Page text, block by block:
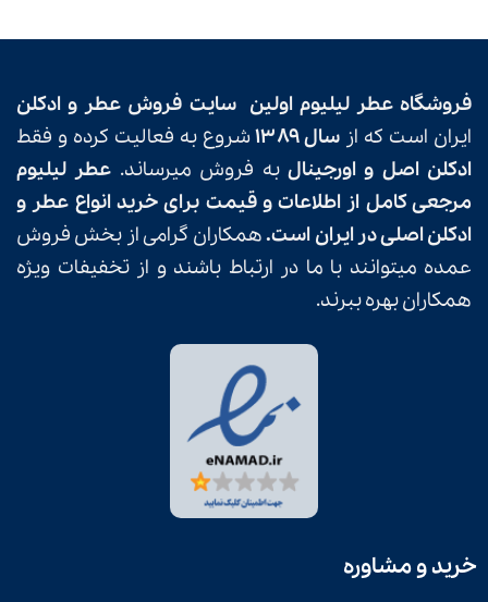
فروشگاهعطر لیلیوم اولین سایت فروش عطر و ادکلن
ایران است که از سال ۱۳۸۹
شروع به فعالیت کرده و فقط
ادکلن اصل و اورجینال به فروش میرساند. عطر لیلیوم
مرجعی کامل از اطلاعات و قیمت برای خرید انواع عطر و
ادکلن اصلی در ایران است.همکاران گرامی از بخش فروش
عمده میتوانند با ما در ارتباط باشند و از تخفیفات ویژه
همکاران بهره ببرند.
خرید و مشاوره